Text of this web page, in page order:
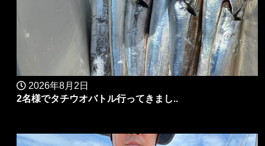
2026年8月2日
2名様でタチウオバトル行ってきまし..